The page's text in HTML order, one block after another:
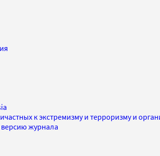
к экстремизму и терроризму и
журнала